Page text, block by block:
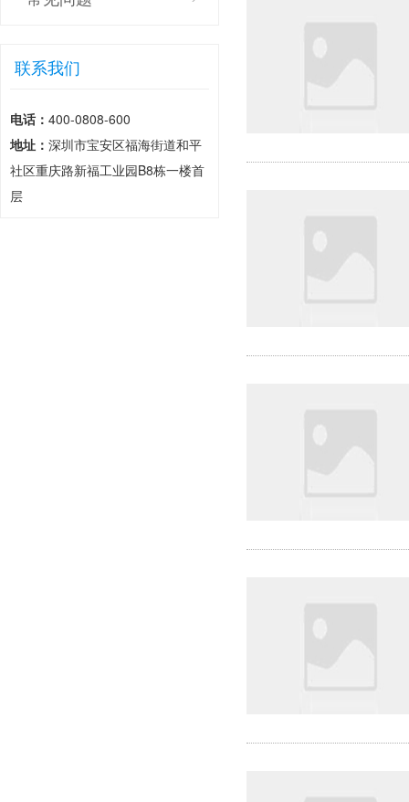
联系我们
电话： 400-0808-600
地址： 深圳市宝安区福海街道和平
社区重庆路新福工业园B8栋一楼首
层